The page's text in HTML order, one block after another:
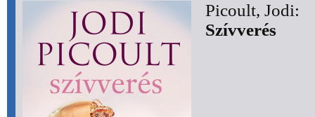
Picoult, Jodi:
Szívverés